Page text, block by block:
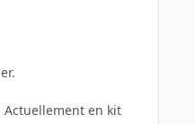
Actuellement en kit